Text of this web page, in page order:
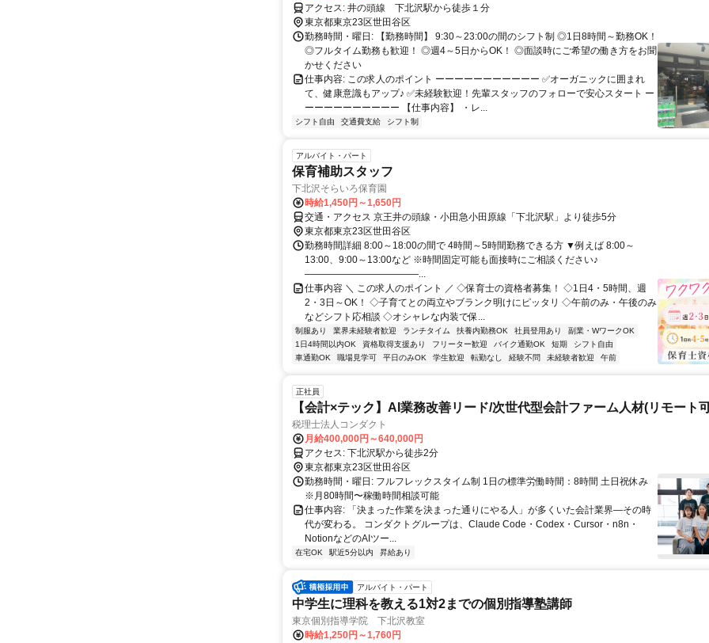
アクセス: 井の頭線 下北沢駅から徒歩１分
東京都東京23区世田谷区
勤務時間・曜日: 【勤務時間】 9:30～23:00の間のシフト制 ◎1日8時間～勤務OK！
◎フルタイム勤務も歓迎！ ◎週4～5日からOK！ ◎面談時にご希望の働き方をお聞
かせください
仕事内容: この求人のポイント ーーーーーーーーーーー ✅オーガニックに囲まれ
て、健康意識もアップ♪ ✅未経験歓迎！先輩スタッフのフォローで安心スタート ー
ーーーーーーーーーー 【仕事内容】 ・レ...
シフト自由 交通費支給 シフト制
アルバイト・パート
保育補助スタッフ
下北沢そらいろ保育園
時給1,450円～1,650円
交通・アクセス 京王井の頭線・小田急小田原線「下北沢駅」より徒歩5分
東京都東京23区世田谷区
勤務時間詳細 8:00～18:00の間で 4時間～5時間勤務できる方 ▼例えば 8:00～
13:00、9:00～13:00など ※時間固定可能も面接時にご相談ください♪
――――――――――――...
仕事内容 ＼ この求人のポイント ／ ◇保育士の資格者募集！ ◇1日4・5時間、週
2・3日～OK！ ◇子育てとの両立やブランク明けにピッタリ ◇午前のみ・午後のみ
などシフト応相談 ◇オシャレな内装で保...
制服あり 業界未経験者歓迎 ランチタイム 扶養内勤務OK 社員登用あり
副業・WワークOK
1日4時間以内OK
資格取得支援あり フリーター歓迎 バイク通勤OK 短期
シフト自由
車通勤OK
職場見学可 平日のみOK 学生歓迎 転勤なし 経験不問 未経験者歓迎 午前
正社員
【会計×テック】AI業務改善リード/次世代型会計ファーム人材(リモート
税理士法人コンダクト
月給400,000円～640,000円
アクセス: 下北沢駅から徒歩2分
東京都東京23区世田谷区
勤務時間・曜日: フルフレックスタイム制 1日の標準労働時間：8時間 土日祝休み
※月80時間〜稼働時間相談可能
仕事内容: 「決まった作業を決まった通りにやる人」が多くいた会計業界—その時
代が変わる。 コンダクトグループは、Claude Code・Codex・Cursor・n8n・
NotionなどのAIツー...
在宅OK 駅近5分以内 昇給あり
アルバイト・パート
中学生に理科を教える1対2までの個別指導塾講師
東京個別指導学院 下北沢教室
時給1,250円～1,760円